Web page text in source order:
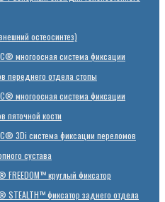
остеосинтез)
многоосная система фиксации
переднего отдела стопы
многоосная система фиксации
пяточной кости
3Di система фиксации переломов
сустава
FREEDOM™ круглый фиксатор
STEALTH™ фиксатор заднего отдела